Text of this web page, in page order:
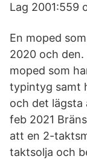
Lag 2001:559
En moped
2020 och den.
moped som
typintyg samt
och det lägsta
feb 2021
att en 2-
taktsolja och